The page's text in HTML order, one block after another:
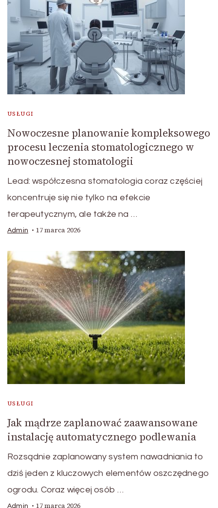
USŁUGI
Nowoczesne planowanie kompleksowego
procesu leczenia stomatologicznego w
nowoczesnej stomatologii
Lead: współczesna stomatologia coraz częściej
koncentruje się nie tylko na efekcie
terapeutycznym, ale także na …
Admin 17 marca 2026
USŁUGI
Jak mądrze zaplanować zaawansowane
instalację automatycznego podlewania
Rozsądnie zaplanowany system nawadniania to
dziś jeden z kluczowych elementów oszczędnego
ogrodu. Coraz więcej osób …
Admin 17 marca 2026